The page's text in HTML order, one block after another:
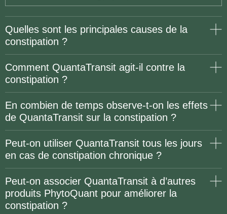
Quelles sont les principales causes de la
constipation ?
Comment QuantaTransit agit-il contre la
constipation ?
En combien de temps observe-t-on les effets
de QuantaTransit sur la constipation ?
Peut-on utiliser QuantaTransit tous les jours
en cas de constipation chronique ?
Peut-on associer QuantaTransit à d’autres
produits PhytoQuant pour améliorer la
constipation ?